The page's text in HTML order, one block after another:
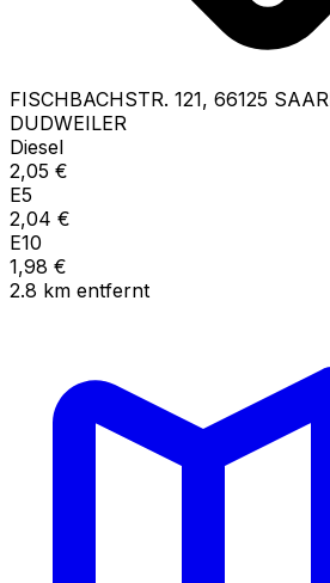
FISCHBACHSTR. 121, 66125
DUDWEILER
Diesel
2,05 €
E5
2,04 €
E10
1,98 €
2.8 km entfernt